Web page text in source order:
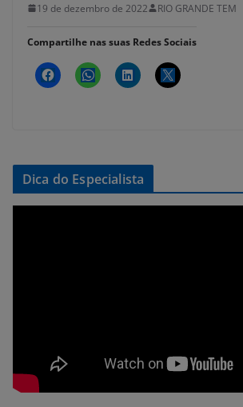
19 de dezembro de 2022 RIO GRANDE TEM
Compartilhe nas suas Redes Sociais
Dica do Especialista